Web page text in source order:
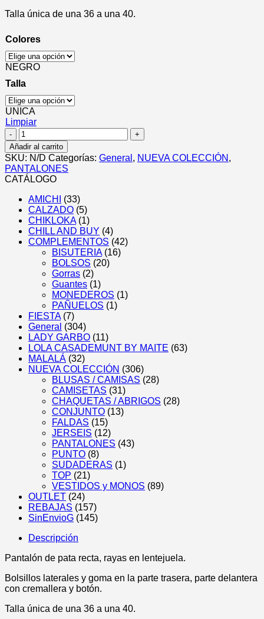
Talla única de una 36 a una 40.
Colores
NEGRO
Talla
UNICA
Limpiar
Pantalón
Raya
Lentejuela
cantidad
Añadir al carrito
SKU: N/D Categorías: General , NUEVA COLECCIÓN ,
PANTALONES
CATÁLOGO
AMICHI
(33)
CALZADO (5)
CHIKLOKA (1)
CHILL AND BUY (4)
COMPLEMENTOS (42)
BISUTERIA (16)
BOLSOS (20)
Gorras (2)
Guantes (1)
MONEDEROS (1)
PAÑUELOS (1)
FIESTA (7)
General (304)
LADY GARBO (11)
LOLA CASADEMUNT BY MAITE (63)
MALALÁ (32)
NUEVA COLECCIÓN (306)
BLUSAS / CAMISAS (28)
CAMISETAS (31)
CHAQUETAS / ABRIGOS (28)
CONJUNTO (13)
FALDAS (15)
JERSEIS (12)
PANTALONES (43)
PUNTO (8)
SUDADERAS (1)
TOP (21)
VESTIDOS y MONOS (89)
OUTLET (24)
REBAJAS (157)
SinEnvioG (145)
Descripción
Pantalón de pata recta, rayas en lentejuela.
Bolsillos laterales y goma en la parte trasera, parte delantera
con cremallera y botón.
Talla única de una 36 a una 40.